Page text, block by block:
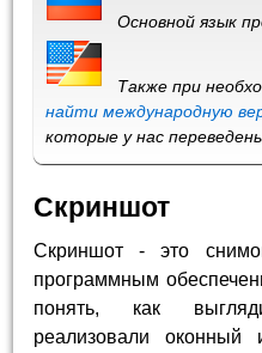
Основной язык
Также при
найти международную
которые у нас
Скриншот
Скриншот - это
программным
понять, как
реализовали оконный